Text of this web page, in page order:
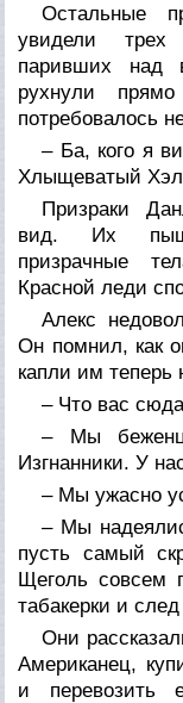
Остальные
увидели трех
паривших над
рухнули
потребовалось
– Ба, кого я
Хлыщеватый
Призраки
вид. Их
призрачные
Красной леди
Алекс
Он помнил, как
капли им теперь
– Что вас
– Мы
Изгнанники. У
– Мы ужасно
– Мы
пусть самый
Щеголь совсем
табакерки и
Они
Американец,
и перевозить